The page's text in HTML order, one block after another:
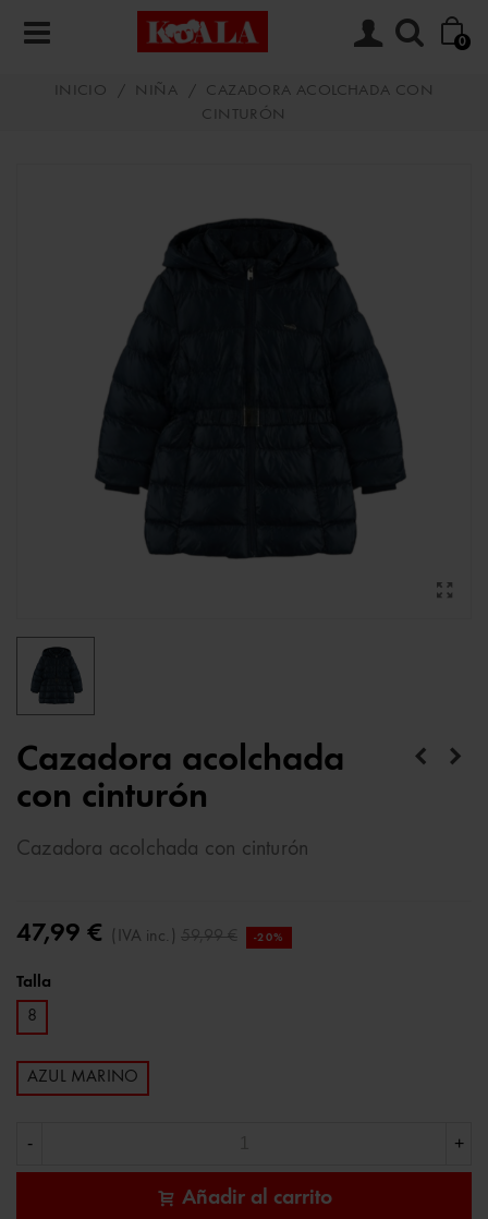
0
INICIO / NIÑA /
CAZADORA ACOLCHADA CON
CINTURÓN
Cazadora acolchada
con cinturón
Cazadora acolchada con cinturón
47,99 € (IVA inc.) 59,99 € -20%
Talla
8
AZUL MARINO
- +
Añadir al carrito